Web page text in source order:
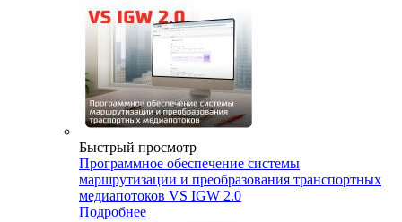
Быстрый просмотр
Программное обеспечение системы
маршрутизации и преобразования транспортных
медиапотоков VS IGW 2.0
Подробнее